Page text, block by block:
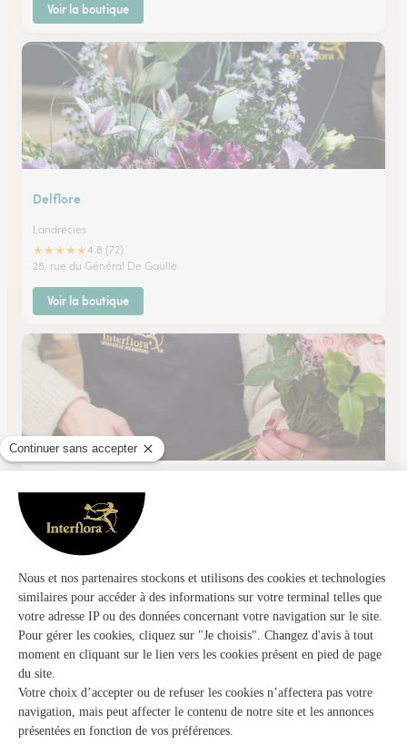
Voir la boutique
Delflore
Landrecies
★★★★★4.8 (72)
28, rue du Général De Gaulle
Voir la boutique
Vert’tige
Caudry
★★
4.5 (361)
2, rue du Maréchal Leclerc
Voir la boutique